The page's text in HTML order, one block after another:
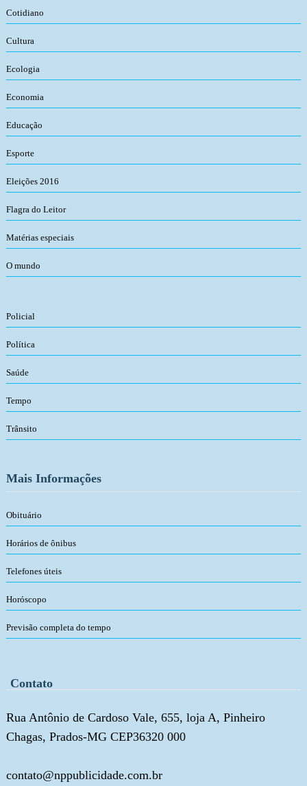
Cotidiano
Cultura
Ecologia
Economia
Educação
Esporte
Eleições 2016
Flagra do Leitor
Matérias especiais
O mundo
Policial
Política
Saúde
Tempo
Trânsito
Mais Informações
Obituário
Horários de ônibus
Telefones úteis
Horóscopo
Previsão completa do tempo
Contato
Rua Antônio de Cardoso Vale, 655, loja A, Pinheiro
Chagas, Prados-MG CEP36320 000
contato@nppublicidade.com.br